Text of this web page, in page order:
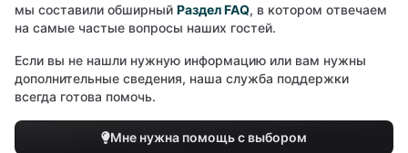
мы составили обширный Раздел FAQ, в котором отвечаем
на самые частые вопросы наших гостей.
Если вы не нашли нужную информацию или вам нужны
дополнительные сведения, наша служба поддержки
всегда готова помочь.
Мне нужна помощь с выбором